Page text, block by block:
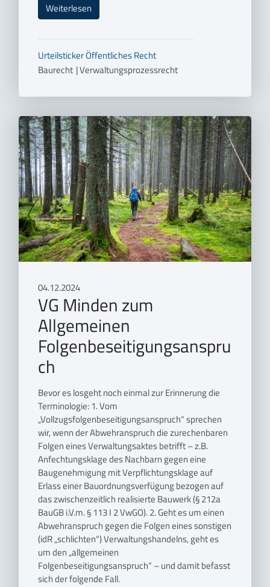
Weiterlesen
UrteilstickerÖffentliches Recht
Baurecht |Verwaltungsprozessrecht
04.12.2024
VG Minden zum
Allgemeinen
Folgenbeseitigungsanspru
ch
Bevor es losgeht noch einmal zur Erinnerung die
Terminologie: 1. Vom
„Vollzugsfolgenbeseitigungsanspruch“ sprechen
wir, wenn der Abwehranspruch die zurechenbaren
Folgen eines Verwaltungsaktes betrifft – z.B.
Anfechtungsklage des Nachbarn gegen eine
Baugenehmigung mit Verpflichtungsklage auf
Erlass einer Bauordnungsverfügung bezogen auf
das zwischenzeitlich realisierte Bauwerk (§ 212a
BauGB i.V.m. § 113 I 2 VwGO). 2. Geht es um einen
Abwehranspruch gegen die Folgen eines sonstigen
(idR „schlichten“) Verwaltungshandelns, geht es
um den „allgemeinen
Folgenbeseitigungsanspruch“ – und damit befasst
sich der folgende Fall.